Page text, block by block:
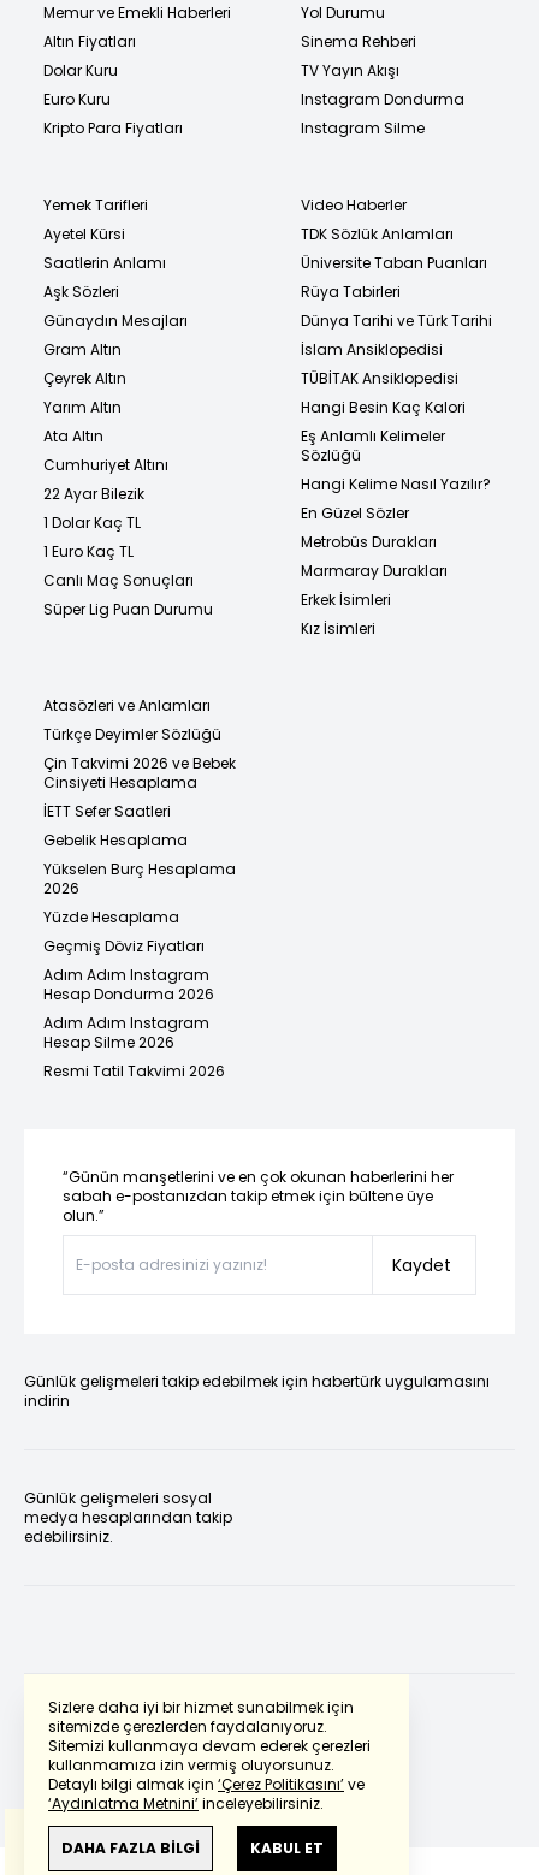
Sizlere daha iyi bir hizmet sunabilmek için
sitemizde çerezlerden faydalanıyoruz.
Sitemizi kullanmaya devam ederek çerezleri
kullanmamıza izin vermiş oluyorsunuz.
Detaylı bilgi almak için ‘Çerez Politikasını’ve
‘Aydınlatma Metnini’inceleyebilirsiniz.
DAHA FAZLA BİLGİ KABUL ET
Memur ve Emekli Haberleri
Altın Fiyatları
Dolar Kuru
Euro Kuru
Kripto Para Fiyatları
Yol Durumu
Sinema Rehberi
TV Yayın Akışı
Instagram Dondurma
Instagram Silme
Yemek Tarifleri
Ayetel Kürsi
Saatlerin Anlamı
Aşk Sözleri
Günaydın Mesajları
Gram Altın
Çeyrek Altın
Yarım Altın
Ata Altın
Cumhuriyet Altını
22 Ayar Bilezik
1 Dolar Kaç TL
1 Euro Kaç TL
Canlı Maç Sonuçları
Süper Lig Puan Durumu
Video Haberler
TDK Sözlük Anlamları
Üniversite Taban Puanları
Rüya Tabirleri
Dünya Tarihi ve Türk Tarihi
İslam Ansiklopedisi
TÜBİTAK Ansiklopedisi
Hangi Besin Kaç Kalori
Eş Anlamlı Kelimeler
Sözlüğü
Hangi Kelime Nasıl Yazılır?
En Güzel Sözler
Metrobüs Durakları
Marmaray Durakları
Erkek İsimleri
Kız İsimleri
Atasözleri ve Anlamları
Türkçe Deyimler Sözlüğü
Çin Takvimi 2026 ve Bebek
Cinsiyeti Hesaplama
İETT Sefer Saatleri
Gebelik Hesaplama
Yükselen Burç Hesaplama
2026
Yüzde Hesaplama
Geçmiş Döviz Fiyatları
Adım Adım Instagram
Hesap Dondurma 2026
Adım Adım Instagram
Hesap Silme 2026
Resmi Tatil Takvimi 2026
“Günün manşetlerini ve en çok okunan haberlerini her
sabah e-postanızdan takip etmek için bültene üye
olun.”
Kaydet
Günlük gelişmeleri takip edebilmek için habertürk uygulamasını
indirin
Günlük gelişmeleri sosyal
medya hesaplarından takip
edebilirsiniz.
Powered by Translate
Bu çevirideGoogle Transletekullanılmıştır.
Anlam ve çeviri hatalarından
haberturk.com
sorumlu değildir.